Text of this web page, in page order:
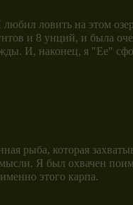
ловить на этом
и 8 унций, и была
И, наконец, я "Ее"
рыба, которая
Я был охвачен
этого карпа.